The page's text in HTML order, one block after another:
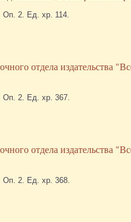
2. Ед. хр. 114.
отдела издательства
Оп. 2. Ед. хр. 367.
отдела издательства
Оп. 2. Ед. хр. 368.